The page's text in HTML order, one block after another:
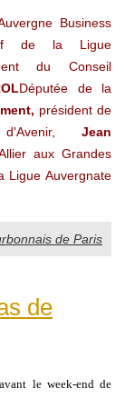
Business
de la Ligue
du Conseil
Députée de la
, président de
Jean
aux Grandes
Ligue Auvergnate
de Paris
de
le week-end de